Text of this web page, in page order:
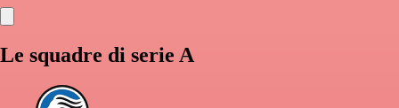
Le squadre di serie A